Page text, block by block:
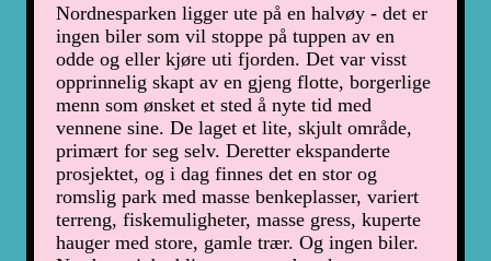
Nordnesparken ligger ute på en halvøy - det er
ingen biler som vil stoppe på tuppen av en
odde og eller kjøre uti fjorden. Det var visst
opprinnelig skapt av en gjeng flotte, borgerlige
menn som ønsket et sted å nyte tid med
vennene sine. De laget et lite, skjult område,
primært for seg selv. Deretter ekspanderte
prosjektet, og i dag finnes det en stor og
romslig park med masse benkeplasser, variert
terreng, fiskemuligheter, masse gress, kuperte
hauger med store, gamle trær. Og ingen biler.